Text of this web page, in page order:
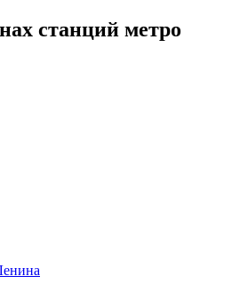
станций метро